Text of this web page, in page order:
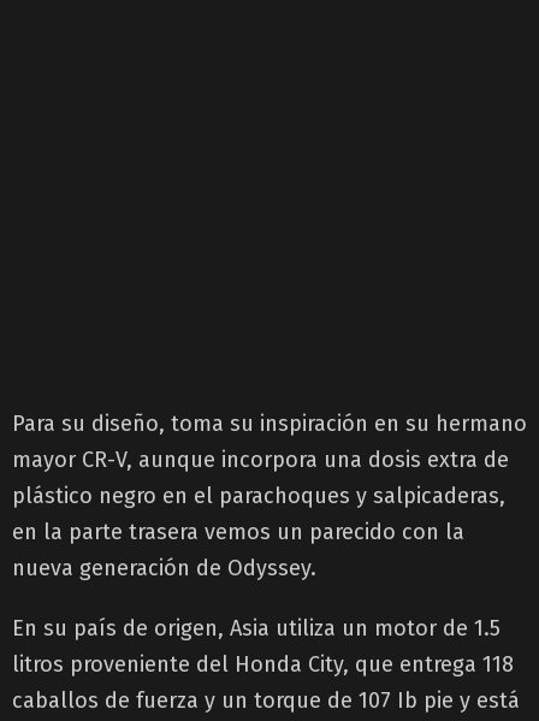
Para su diseño, toma su inspiración en su hermano
mayor CR-V, aunque incorpora una dosis extra de
plástico negro en el parachoques y salpicaderas,
en la parte trasera vemos un parecido con la
nueva generación de Odyssey.
En su país de origen, Asia utiliza un motor de 1.5
litros proveniente del Honda City, que entrega 118
caballos de fuerza y un torque de 107 Ib pie y está